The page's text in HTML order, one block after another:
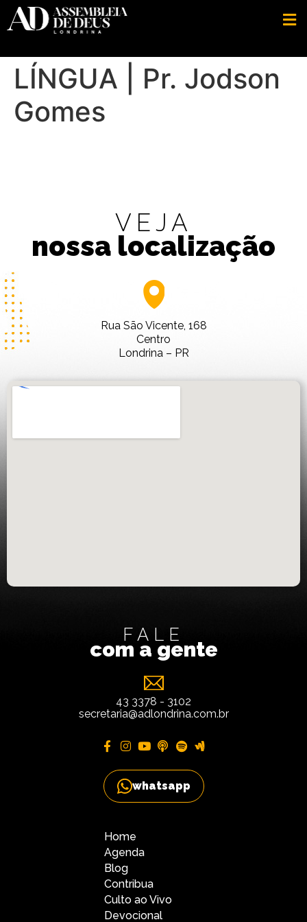
LÍNGUA | Pr. Jodson
Gomes
VEJA
nossa localização
Rua São Vicente, 168
Centro
Londrina – PR
FALE
com a gente
43 3378 - 3102
secretaria@adlondrina.com.br
whatsapp
Home
Agenda
Blog
Contribua
Culto ao Vivo
Devocional